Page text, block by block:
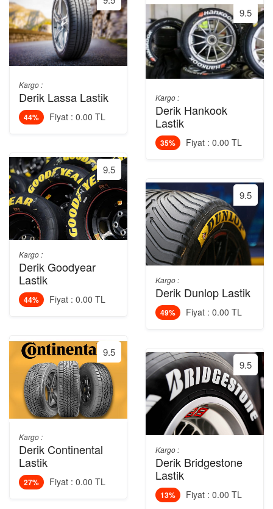
Kargo :
Derik Lassa Lastik
44% Fiyat : 0.00 TL
9.5
Kargo :
Derik Goodyear
Lastik
44% Fiyat : 0.00 TL
9.5
Kargo :
Derik Continental
Lastik
27% Fiyat : 0.00 TL
9.5
Kargo :
Derik Hankook
Lastik
35% Fiyat : 0.00 TL
9.5
Kargo :
Derik Dunlop Lastik
49% Fiyat : 0.00 TL
9.5
Kargo :
Derik Bridgestone
Lastik
13% Fiyat : 0.00 TL